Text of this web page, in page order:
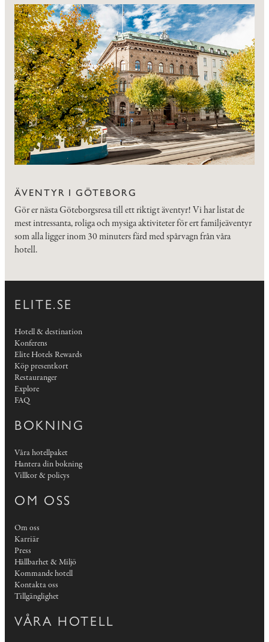
ÄVENTYR I GÖTEBORG
Gör er nästa Göteborgsresa till ett riktigt äventyr! Vi har listat de
mest intressanta, roliga och mysiga aktiviteter för ert familjeäventyr
som alla ligger inom 30 minuters färd med spårvagn från våra
hotell.
ELITE.SE
Hotell & destination
Konferens
Elite Hotels Rewards
Köp presentkort
Restauranger
Explore
FAQ
BOKNING
Våra hotellpaket
Hantera din bokning
Villkor & policys
OM OSS
Om oss
Karriär
Press
Hållbarhet & Miljö
Kommande hotell
Kontakta oss
Tillgänglighet
VÅRA HOTELL